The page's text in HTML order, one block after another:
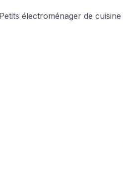
Petits électroménager de cuisine